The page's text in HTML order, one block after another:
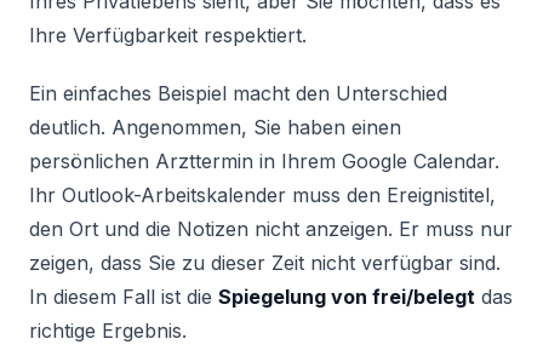
Ihre Verfügbarkeit respektiert.
Ein einfaches Beispiel macht den Unterschied
deutlich. Angenommen, Sie haben einen
persönlichen Arzttermin in Ihrem Google Calendar.
Ihr Outlook-Arbeitskalender muss den Ereignistitel,
den Ort und die Notizen nicht anzeigen. Er muss nur
zeigen, dass Sie zu dieser Zeit nicht verfügbar sind.
In diesem Fall ist die Spiegelung von frei/belegt das
richtige Ergebnis.